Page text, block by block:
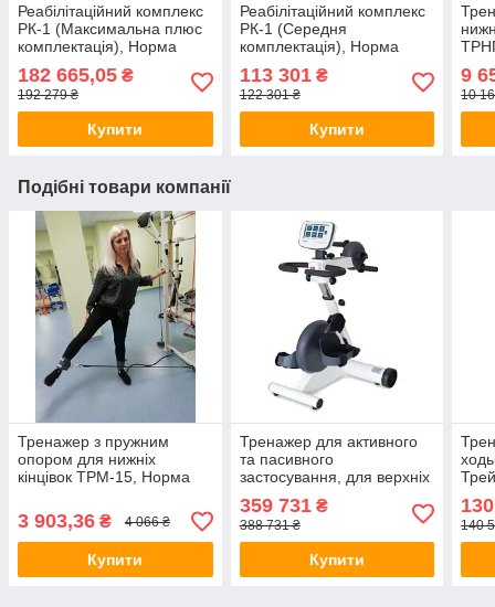
Реабілітаційний комплекс
РК-1 (Максимальна плюс
комплектація), Норма
182 665,05 ₴
192 279 ₴
Купити
Реабілітаційний комплекс
РК-1 (Середня
комплектація), Норма
113 301₴
122 301 ₴
Купити
9
10
Подібні товари компанії
Тренажер з пружним
опором для нижніх
кінцівок ТРМ-15, Норма
3 903,36 ₴ 4 066 ₴
Купити
Тренажер для активного
та пасивного
застосування, для верхніх
та нижніх кінцівок K2000A,
Норма Трейд
359 731₴
388 731 ₴
Купити
140